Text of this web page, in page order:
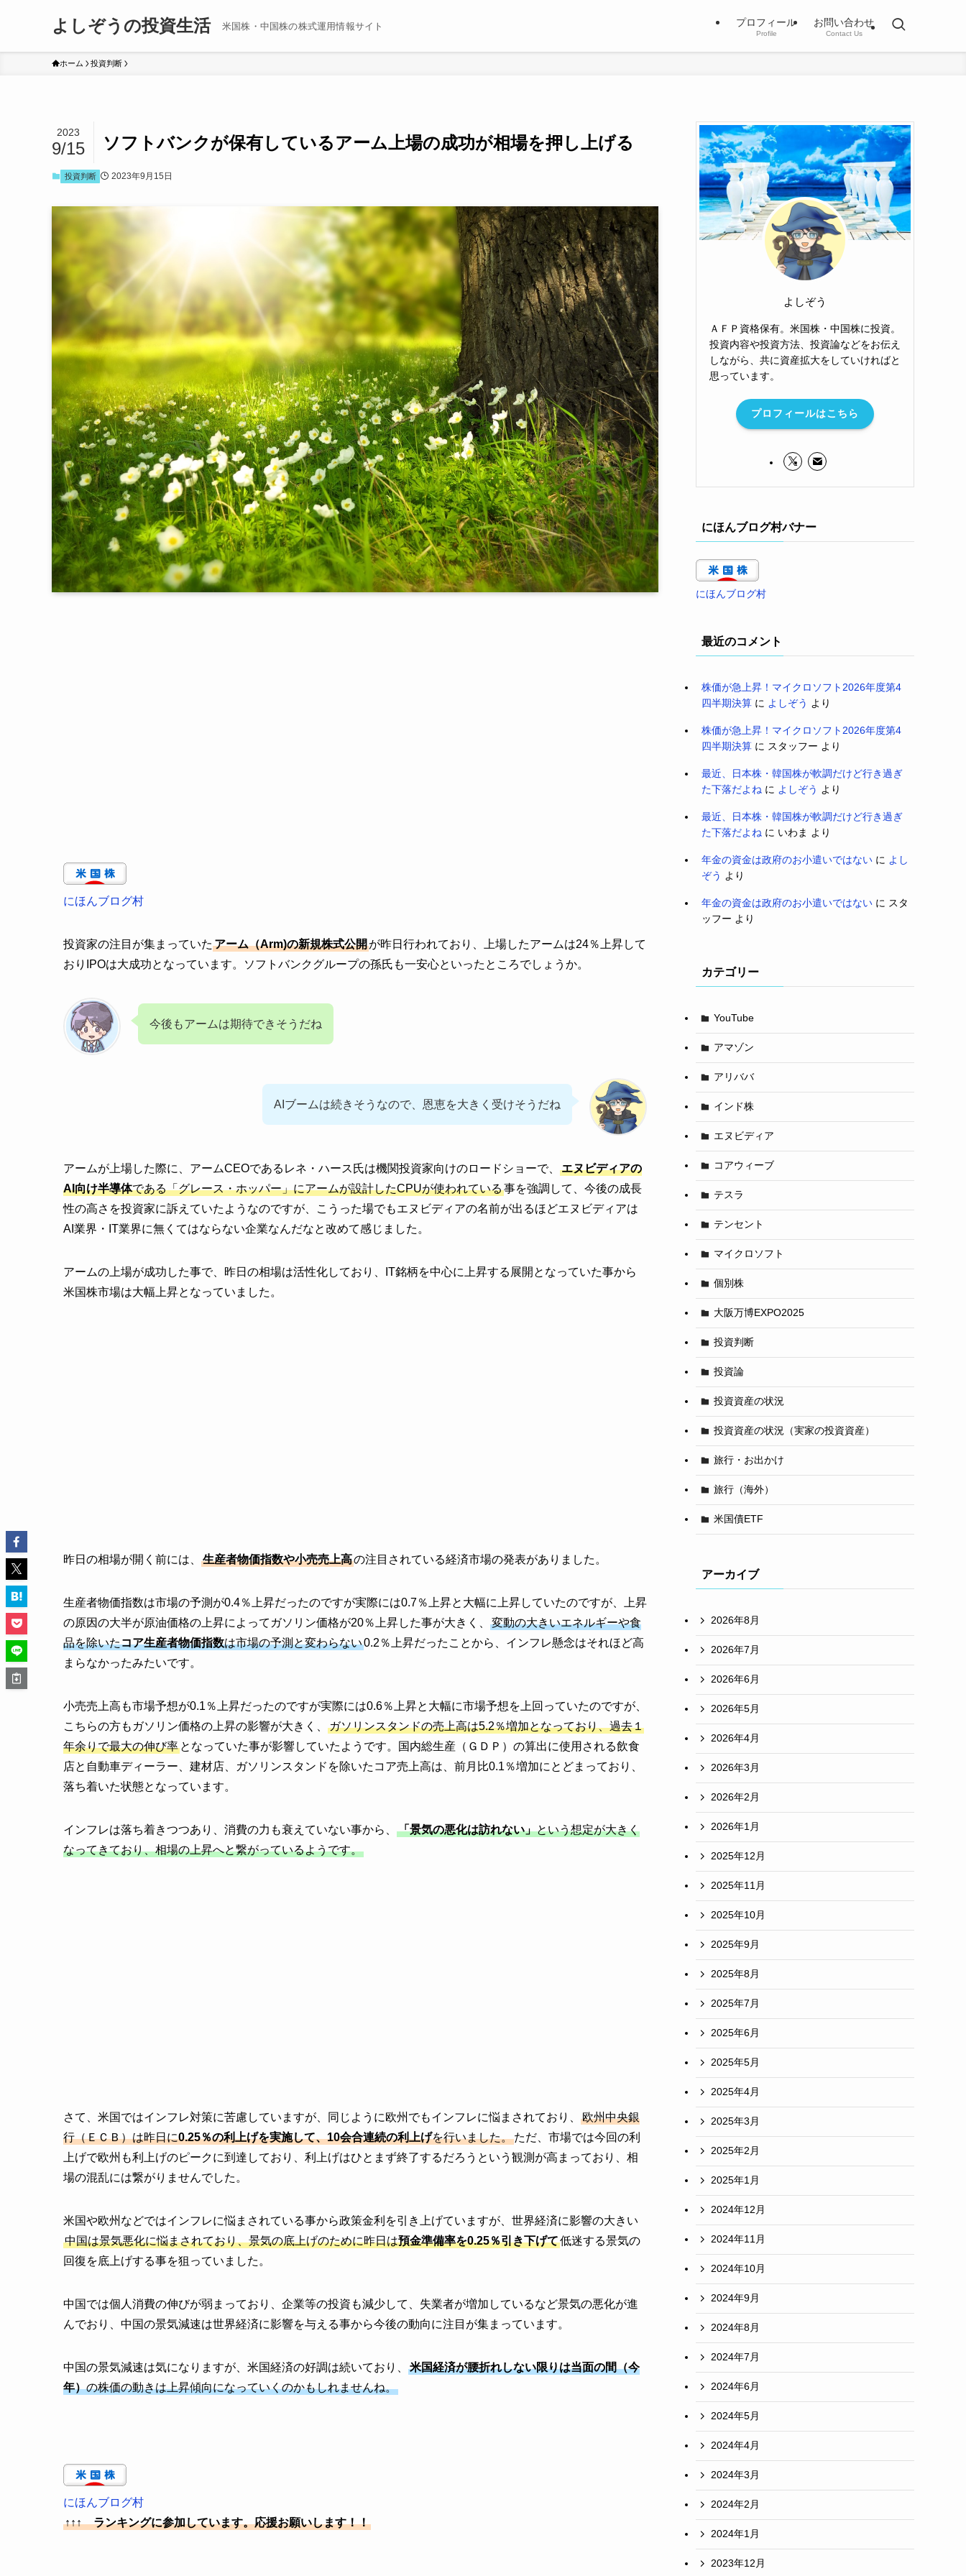
よしぞうの投資生活 米国株・中国株の株式運用情報サイト プロフィール
Profile
お問い合わせ
Contact Us
ホーム 投資判断
ソフトバンクが保有しているアーム上場の成功が相場を押し上げる
2023
9/15
投資判断 2023年9月15日
にほんブログ村
投資家の注目が集まっていた アーム（Arm)の新規株式公開が昨日行われており、上場したアームは24％上昇して
おりIPOは大成功となっています。ソフトバンクグループの孫氏も一安心といったところでしょうか。
今後もアームは期待できそうだね
AIブームは続きそうなので、恩恵を大きく受けそうだね
アームが上場した際に、アームCEOであるレネ・ハース氏は機関投資家向けのロードショーで、
エヌビディアの
AI向け半導体である「グレース・ホッパー」にアームが設計したCPUが使われている事を強調して、今後の成長
性の高さを投資家に訴えていたようなのですが、こうった場でもエヌビディアの名前が出るほどエヌビディアは
AI業界・IT業界に無くてはならない企業なんだなと改めて感じました。
アームの上場が成功した事で、昨日の相場は活性化しており、IT銘柄を中心に上昇する展開となっていた事から
米国株市場は大幅上昇となっていました。
昨日の相場が開く前には、 生産者物価指数や小売売上高の注目されている経済市場の発表がありました。
生産者物価指数は市場の予測が0.4％上昇だったのですが実際には0.7％上昇と大幅に上昇していたのですが、上昇
の原因の大半が原油価格の上昇によってガソリン価格が20％上昇した事が大きく、
変動の大きいエネルギーや食
品を除いたコア生産者物価指数は市場の予測と変わらない0.2％上昇だったことから、インフレ懸念はそれほど高
まらなかったみたいです。
小売売上高も市場予想が0.1％上昇だったのですが実際には0.6％上昇と大幅に市場予想を上回っていたのですが、
こちらの方もガソリン価格の上昇の影響が大きく、
ガソリンスタンドの売上高は5.2％増加となっており、過去１
年余りで最大の伸び率 となっていた事が影響していたようです。国内総生産（ＧＤＰ）の算出に使用される飲食
店と自動車ディーラー、建材店、ガソリンスタンドを除いたコア売上高は、前月比0.1％増加にとどまっており、
落ち着いた状態となっています。
インフレは落ち着きつつあり、消費の力も衰えていない事から、 「景気の悪化は訪れない」という想定が大きく
なってきており、相場の上昇へと繋がっているようです。
さて、米国ではインフレ対策に苦慮していますが、同じように欧州でもインフレに悩まされており、
欧州中央銀
行（ＥＣＢ）は昨日に0.25％の利上げを実施して、10会合連続の利上げを行いました。ただ、市場では今回の利
上げで欧州も利上げのピークに到達しており、利上げはひとまず終了するだろうという観測が高まっており、相
場の混乱には繋がりませんでした。
米国や欧州などではインフレに悩まされている事から政策金利を引き上げていますが、世界経済に影響の大きい
中国は景気悪化に悩まされており、景気の底上げのために昨日は預金準備率を0.25％引き下げて低迷する景気の
回復を底上げする事を狙っていました。
中国では個人消費の伸びが弱まっており、企業等の投資も減少して、失業者が増加しているなど景気の悪化が進
んでおり、中国の景気減速は世界経済に影響を与える事から今後の動向に注目が集まっています。
中国の景気減速は気になりますが、米国経済の好調は続いており、
米国経済が腰折れしない限りは当面の間（今
年）の株価の動きは上昇傾向になっていくのかもしれませんね。
にほんブログ村
↑↑↑ ランキングに参加しています。応援お願いします！！
よしぞう
ＡＦＰ資格保有。米国株・中国株に投資。
投資内容や投資方法、投資論などをお伝え
しながら、共に資産拡大をしていければと
思っています。
プロフィールはこちら
にほんブログ村バナー
にほんブログ村
最近のコメント
株価が急上昇！マイクロソフト2026年度第4
四半期決算 に よしぞう より
株価が急上昇！マイクロソフト2026年度第4
四半期決算 に スタッフー より
最近、日本株・韓国株が軟調だけど行き過ぎ
た下落だよね に よしぞう より
最近、日本株・韓国株が軟調だけど行き過ぎ
た下落だよね に いわま より
年金の資金は政府のお小遣いではない に よし
ぞう より
年金の資金は政府のお小遣いではない に スタ
ッフー より
カテゴリー
YouTube
アマゾン
アリババ
インド株
エヌビディア
コアウィーブ
テスラ
テンセント
マイクロソフト
個別株
大阪万博EXPO2025
投資判断
投資論
投資資産の状況
投資資産の状況（実家の投資資産）
旅行・お出かけ
旅行（海外）
米国債ETF
アーカイブ
2026年8月
2026年7月
2026年6月
2026年5月
2026年4月
2026年3月
2026年2月
2026年1月
2025年12月
2025年11月
2025年10月
2025年9月
2025年8月
2025年7月
2025年6月
2025年5月
2025年4月
2025年3月
2025年2月
2025年1月
2024年12月
2024年11月
2024年10月
2024年9月
2024年8月
2024年7月
2024年6月
2024年5月
2024年4月
2024年3月
2024年2月
2024年1月
2023年12月